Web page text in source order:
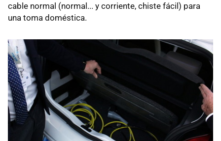
cable normal (normal... y corriente, chiste fácil) para
una toma doméstica.